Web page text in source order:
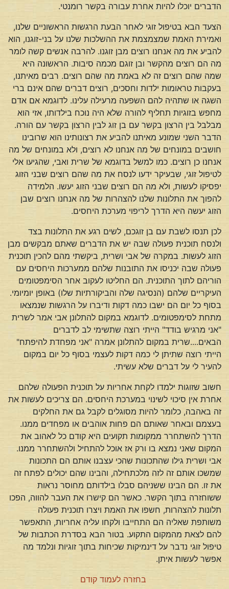
הדברים יוכלו להיות אחרת עבורה בקשר רומנטי.
הצעד הבא בטיפול זוגי לאחר הבעת הרגשות הראשוניים שלנו,
ואמירת האמת שמצמצמת את ההשלכות שלנו על בני-זוגנו, הוא
להביע את מה אנחנו רוצים מבן זוגנו. להרבה אנשים קשה לומר
מה הם רוצים מהקשר ובן זוגם מכמה סיבות. הראשונה היא
שמה שהם רוצים זה לא באמת מה שהם רוצים. רבים מאיתנו,
בעקבות טראומות ילדות וחסכים, רוצים דברים שהם אינם ברי
השגה או שתהיה להם השפעה מרעילה עלינו. לדוגמא אם אדם
מחפש בזוגיות תחליף להורה שלא היה נוכח בילדותו, אזי הוא
מבלבל בין הרצון בקשר עם בן זוג לבין הרצון בקשר עם הורה.
הדבר השני שמונע מאיתנו להביע את רצונותינו הוא שרובינו
חושבים במונחים של מה אנחנו לא רוצים, ולא במונחים של מה
אנחנו כן רוצים. כמו למשל בדוגמא של שרית ואבי, שהגיעו אלי
לטיפול זוגי, שבעיקר ידעו לנסח את מה שהם רוצים שבני הזוג
יפסיקו לעשות, ולא מה הם רוצים שבני הזוג יעשו. הלמידה
להפוך את התלונות שלנו להצהרות של מה אנחנו רוצים שבן
הזוג יעשה היא הדרך לריפוי מערכת היחסים.
לכן תנסו לשבת עם בן זוגכם, לשים רגע את התלונות בצד
ולנסח תוכנית פעולה שבה יש את הדברים שאתם מבקשים מבן
הזוג לעשות. במקרה של אבי ושרית, ביקשתי מהם להכין תוכנית
פעולה שבה יכניסו את התובנות שלהם ממערכות היחסים עם
הוריהם לתוך התוכנית. הם החליטו לעקוב אחר הסימפטומים
העיקריים שלהם (הנסיגה שלה והביקורתיות שלו) באופן יומיומי.
בסוף כל יום הם ישבו כמה דקות ודיברו על הרגשות שנמצאו
מתחת לסימפטומים. לדוגמא במקום להתלונן אבי אמר לשרית
"אני מרגיש בודד" הייתי רוצה שתשימי לב לדברים
הבאים....שרית במקום להתלונן אמרה "אני מפחדת להיפתח"
הייתי רוצה שתיתן לי כמה דקות לעצמי בסוף כל יום במקום
להעיר לי על דברים שלא עשיתי.
חשוב שזוגות ילמדו לקחת אחריות על תוכנית הפעולה שלהם
אחרת אין סיכוי לשינוי במערכת היחסים. הם צריכים לעשות את
זה באהבה, כלומר להיות מסוגלים לקבל גם את החלקים
בעצמם ובאחר שאותם הם פחות אוהבים או מפחדים ממנו.
הדרך להשתחרר ממקומות תקועים היא קודם כל לאהוב את
המקום שאני נמצא בו ורק אז אוכל להתחיל ולהשתחרר ממנו.
אבי ושרית גילו שהתכונות שהכי עצבנו אותם הם התכונות
שמשכו אותם זה לזה מלכתחילה, והבינו שהם יכולים לפתח זה
את זו. הם הבינו ששניהם סבלו בילדותם מחוסר נראות
ששוחזרה בתוך הקשר. כאשר הם קישרו את העבר להווה, הפכו
תלונות להצהרות, חשפו את האמת ויצרו תוכנית פעולה
משותפת שאליה הם התחייבו ולקחו עליה אחריות, התאפשר
להם לצאת מהמקום התקוע. בטור הבא בסדרת הכתבות של
טיפול זוגי נדבר על דינמיקות שכיחות בתוך זוגיות ונלמד מה
אפשר לעשות איתן.
בחזרה לעמוד קודם